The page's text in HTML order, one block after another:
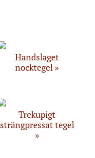
Handslaget
nocktegel
Trekupigt
strängpressat tegel